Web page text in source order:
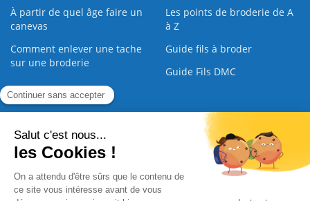
À partir de quel âge faire un
canevas
Les points de broderie de A
à Z
Comment enlever une tache
sur une broderie
Guide fils à broder
Guide Fils DMC
Guide de la Broderie
Commande Papier Qui sommes nous Nous contacter |
Paiement sécurisé